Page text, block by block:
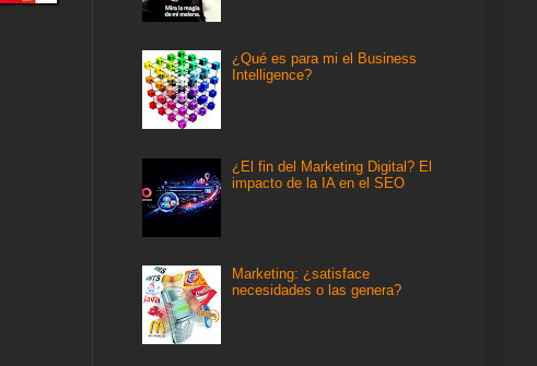
¿Qué es para mi el Business
Intelligence?
¿El fin del Marketing Digital? El
impacto de la IA en el SEO
Marketing: ¿satisface
necesidades o las genera?